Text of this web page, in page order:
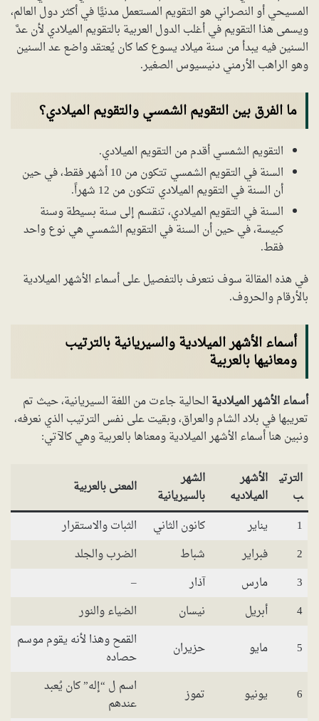
المسيحي أو النصراني هو التقويم المستعمل مدنيًّا في أكثر دول العالم،
ويسمى هذا التقويم في أغلب الدول العربية بالتقويم الميلادي لأن عدَّ
السنين فيه يبدأ من سنة ميلاد يسوع كما كان يُعتقد واضع عد السنين
وهو الراهب الأرمني دنيسيوس الصغير.
ما الفرق بين التقويم الشمسي والتقويم الميلادي؟
التقويم الشمسي أقدم من التقويم الميلادي.
السنة في التقويم الشمسي تتكون من 10 أشهر فقط، في حين
أن السنة في التقويم الميلادي تتكون من 12 شهراً.
السنة في التقويم الميلادي، تنقسم إلى سنة بسيطة وسنة
كبيسة، في حين أن السنة في التقويم الشمسي هي نوع واحد
فقط.
في هذه المقالة سوف نتعرف بالتفصيل على أسماء الأشهر الميلادية
بالأرقام والحروف.
أسماء الأشهر الميلادية والسيريانية بالترتيب
ومعانيها بالعربية
أسماء الأشهر الميلادية الحالية جاءت من اللغة السيريانية، حيث تم
تعريبها في بلاد الشام والعراق، وبقيت على نفس الترتيب الذي نعرفه،
ونبين هنا أسماء الأشهر الميلادية ومعناها بالعربية وهي كالآتي:
الترتي
ب
الأشهر
الميلاديه
الشهر
بالسيريانية
المعنى بالعربية
1
يناير كانون الثاني
الثبات والاستقرار
2
فبراير شباط
الضرب والجلد
3
مارس آذار
–
4
أبريل نيسان
الضياء والنور
5
مايو حزيران
القمح وهذا لأنه يقوم موسم
حصاده
6
يونيو تموز
اسم ل “إله” كان يُعبد
عندهم